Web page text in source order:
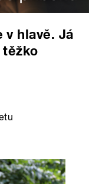
v hlavě. Já
těžko